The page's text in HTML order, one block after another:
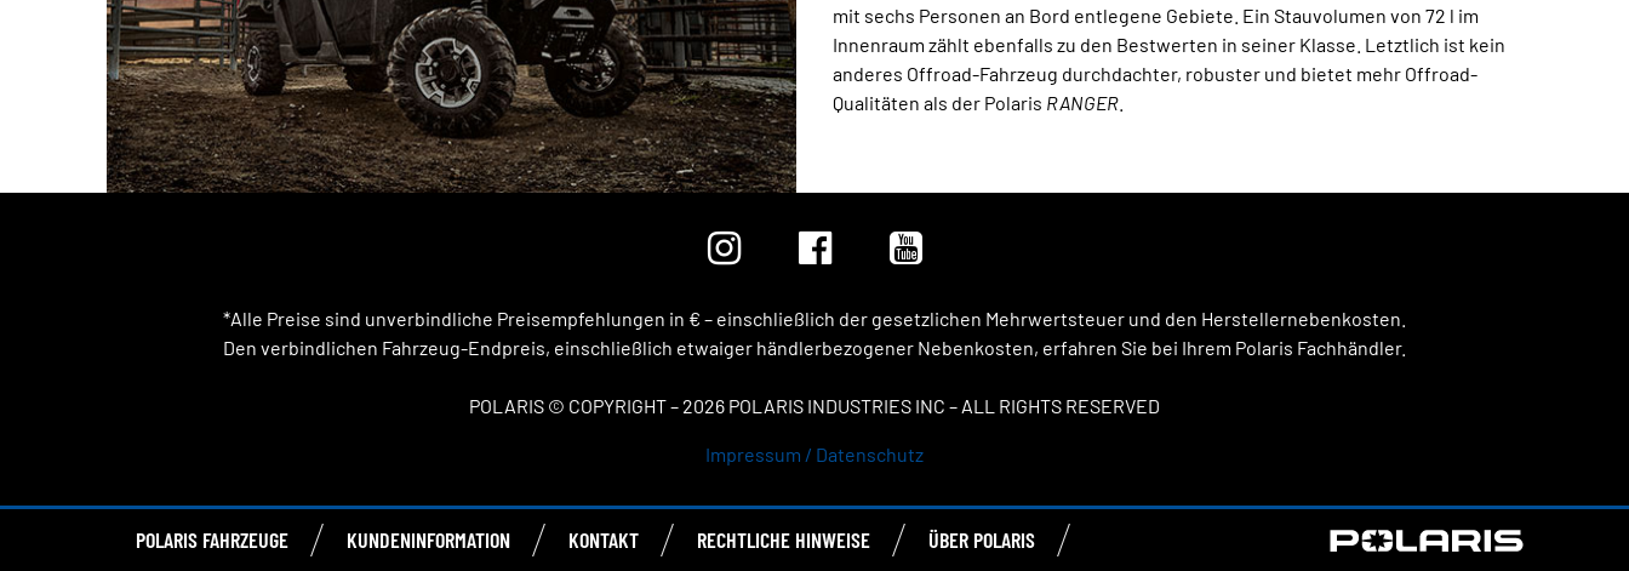
mit sechs Personen an Bord entlegene Gebiete. Ein Stauvolumen von 72 l im
Innenraum zählt ebenfalls zu den Bestwerten in seiner Klasse. Letztlich ist kein
anderes Offroad-Fahrzeug durchdachter, robuster und bietet mehr Offroad-
Qualitäten als der Polaris RANGER
*Alle Preise sind unverbindliche Preisempfehlungen in € – einschließlich der gesetzlichen Mehrwertsteuer und den Herstellernebenkosten.
Den verbindlichen Fahrzeug-Endpreis, einschließlich etwaiger händlerbezogener Nebenkosten, erfahren Sie bei Ihrem Polaris Fachhändler.
POLARIS © COPYRIGHT – 2026 POLARIS INDUSTRIES INC – ALL RIGHTS RESERVED
Impressum / Datenschutz
POLARIS FAHRZEUGE KUNDENINFORMATION KONTAKT RECHTLICHE HINWEISE ÜBER POLARIS